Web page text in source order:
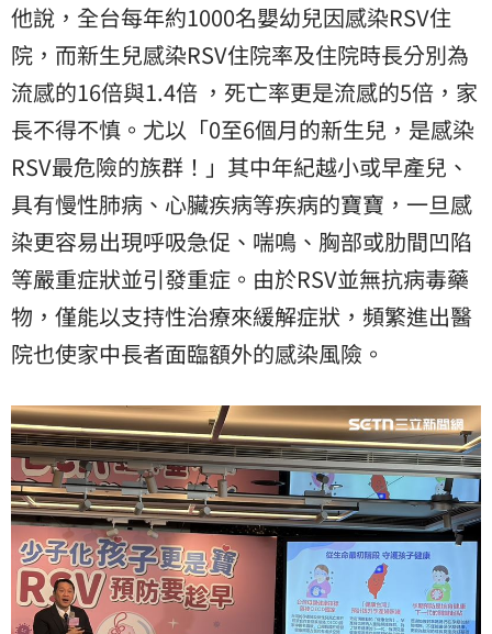
他說，全台每年約1000名嬰幼兒因感染RSV住
院，而新生兒感染RSV住院率及住院時長分別為
流感的16倍與1.4倍 ，死亡率更是流感的5倍，家
長不得不慎。尤以「0至6個月的新生兒，是感染
RSV最危險的族群！」其中年紀越小或早產兒、
具有慢性肺病、心臟疾病等疾病的寶寶，一旦感
染更容易出現呼吸急促、喘鳴、胸部或肋間凹陷
等嚴重症狀並引發重症。由於RSV並無抗病毒藥
物，僅能以支持性治療來緩解症狀，頻繁進出醫
院也使家中長者面臨額外的感染風險。